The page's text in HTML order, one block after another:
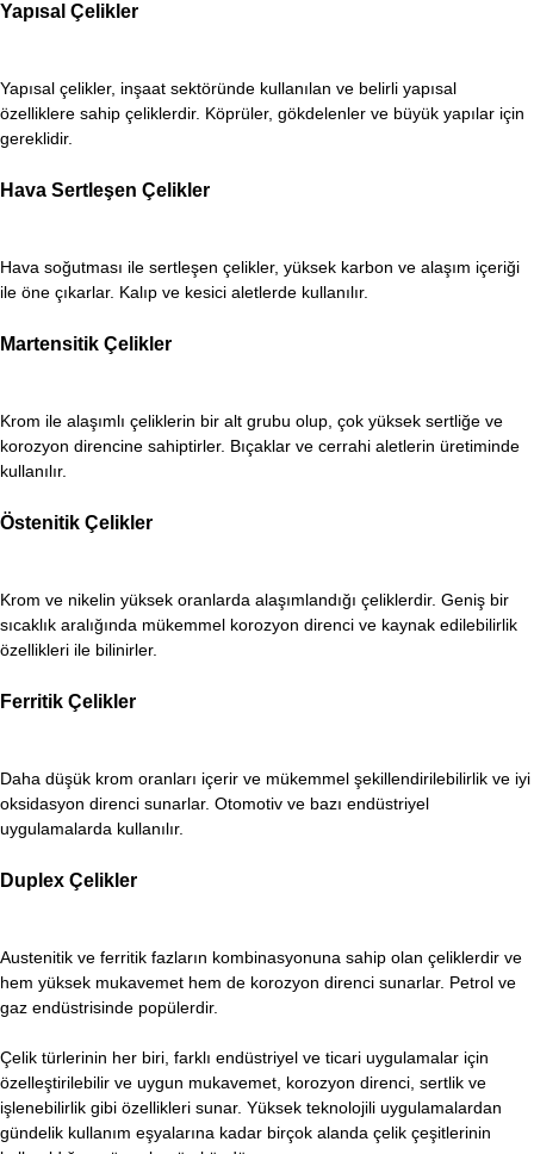
Yapısal Çelikler
Yapısal çelikler, inşaat sektöründe kullanılan ve belirli yapısal
özelliklere sahip çeliklerdir. Köprüler, gökdelenler ve büyük yapılar için
gereklidir.
Hava Sertleşen Çelikler
Hava soğutması ile sertleşen çelikler, yüksek karbon ve alaşım içeriği
ile öne çıkarlar. Kalıp ve kesici aletlerde kullanılır.
Martensitik Çelikler
Krom ile alaşımlı çeliklerin bir alt grubu olup, çok yüksek sertliğe ve
korozyon direncine sahiptirler. Bıçaklar ve cerrahi aletlerin üretiminde
kullanılır.
Östenitik Çelikler
Krom ve nikelin yüksek oranlarda alaşımlandığı çeliklerdir. Geniş bir
sıcaklık aralığında mükemmel korozyon direnci ve kaynak edilebilirlik
özellikleri ile bilinirler.
Ferritik Çelikler
Daha düşük krom oranları içerir ve mükemmel şekillendirilebilirlik ve iyi
oksidasyon direnci sunarlar. Otomotiv ve bazı endüstriyel
uygulamalarda kullanılır.
Duplex Çelikler
Austenitik ve ferritik fazların kombinasyonuna sahip olan çeliklerdir ve
hem yüksek mukavemet hem de korozyon direnci sunarlar. Petrol ve
gaz endüstrisinde popülerdir.
Çelik türlerinin her biri, farklı endüstriyel ve ticari uygulamalar için
özelleştirilebilir ve uygun mukavemet, korozyon direnci, sertlik ve
işlenebilirlik gibi özellikleri sunar. Yüksek teknolojili uygulamalardan
gündelik kullanım eşyalarına kadar birçok alanda çelik çeşitlerinin